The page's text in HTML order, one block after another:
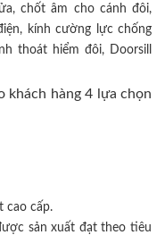
chốt âm cho cánh đôi,
kính cường lực chống
thoát hiểm đôi, Doorsill
khách hàng 4 lựa chọn
cao cấp.
sản xuất đạt theo tiêu